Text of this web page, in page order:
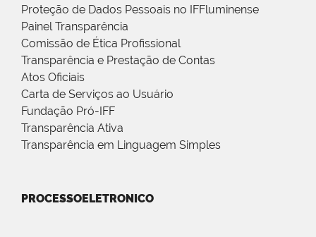
Proteção de Dados Pessoais no IFFluminense
Painel Transparência
Comissão de Ética Profissional
Transparência e Prestação de Contas
Atos Oficiais
Carta de Serviços ao Usuário
Fundação Pró-IFF
Transparência Ativa
Transparência em Linguagem Simples
PROCESSOELETRONICO